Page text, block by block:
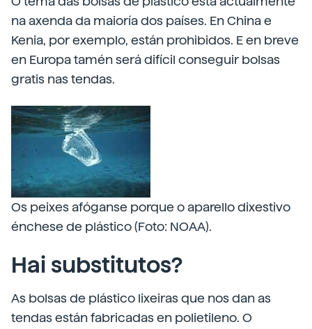
na axenda da maioría dos países. En China e
Kenia, por exemplo, están prohibidos. E en breve
en Europa tamén será difícil conseguir bolsas
gratis nas tendas.
Os peixes afóganse porque o aparello dixestivo
énchese de plástico (Foto: NOAA).
Hai substitutos?
As bolsas de plástico lixeiras que nos dan as
tendas están fabricadas en polietileno. O